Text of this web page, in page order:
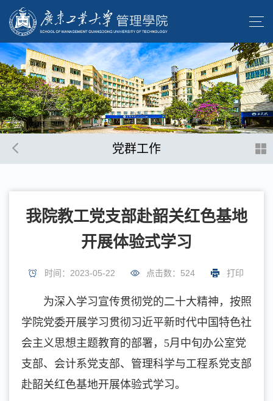
党群工作
我院教工党支部赴韶关红色基地
开展体验式学习
时间：2023-05-22 点击数： 524 打印
为深入学习宣传贯彻党的二十大精神，按照
学院党委开展学习贯彻习近平新时代中国特色社
会主义思想主题教育的部署，5月中旬办公室党
支部、会计系党支部、管理科学与工程系党支部
赴韶关红色基地开展体验式学习。